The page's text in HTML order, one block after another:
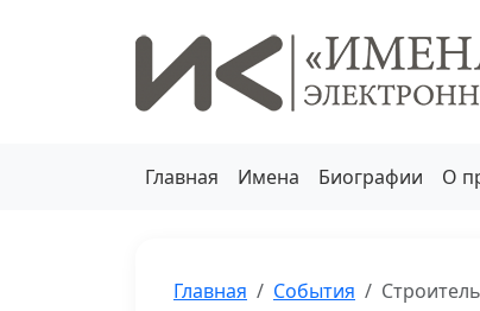
Главная Имена Биографии О
Главная События